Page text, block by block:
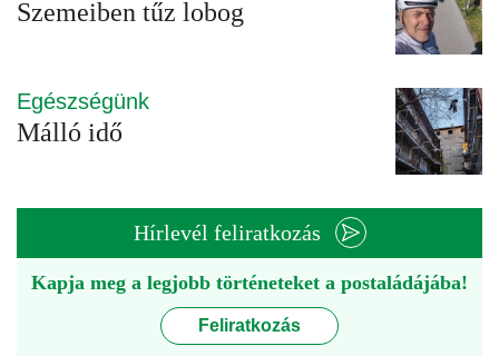
Szemeiben tűz lobog
Egészségünk
Málló idő
Hírlevél feliratkozás
Kapja meg a legjobb történeteket a postaládájába!
Feliratkozás